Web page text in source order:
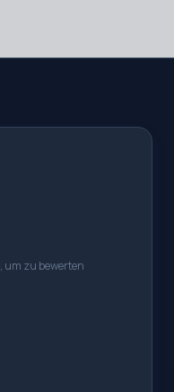
um zu bewerten